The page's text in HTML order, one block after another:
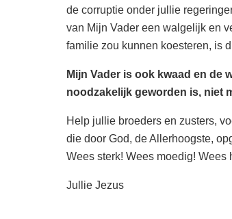
de corruptie onder jullie
van Mijn Vader een walgelijk en
familie zou kunnen koesteren, is
Mijn Vader is ook kwaad en de
noodzakelijk geworden is, niet
Help jullie broeders en zusters,
die door God, de Allerhoogste,
Wees sterk! Wees moedig!
Jullie Jezus